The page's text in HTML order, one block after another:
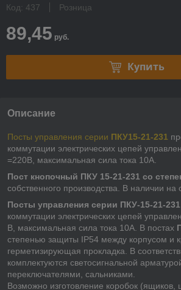
Код: 437
Розница
89,45 руб.
Купить
Описание
Посты управления серии ПКУ15-21-231
коммутации электрических цепей
=220В, максимальная сила тока 10А.
Пост кнопочный ПКУ 15-21-231 со
собственного производства. В наличии на
Посты управления серии ПКУ-15-21-231
коммутации электрических цепей
В, максимальная сила тока 10А. В постах
степенью защиты IP54 между корпусом и
герметизирующая прокладка. В
комплектуются светосигнальной
переключателями, сальниками.
Возможно изготовление коробок (ящиков,